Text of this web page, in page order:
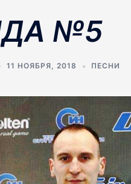
№5
11 НОЯБРЯ, 2018 ПЕСНИ